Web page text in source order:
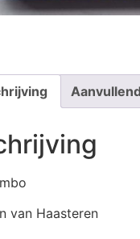
van Haasteren